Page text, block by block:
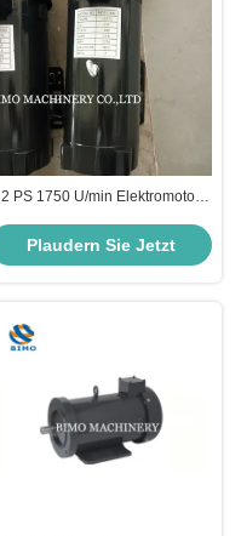
2 PS 1750 U/min Elektromotor
Magneten 90V
Plaudern Sie Jetzt